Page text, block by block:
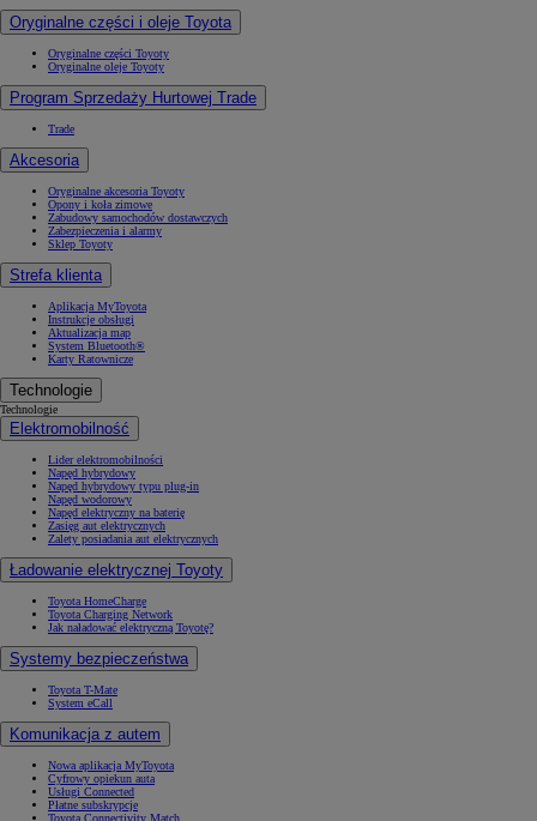
Oryginalne części i oleje Toyota
Oryginalne części Toyoty
Oryginalne oleje Toyoty
Program Sprzedaży Hurtowej Trade
Trade
Akcesoria
Oryginalne akcesoria Toyoty
Opony i koła zimowe
Zabudowy samochodów dostawczych
Zabezpieczenia i alarmy
Sklep Toyoty
Strefa klienta
Aplikacja MyToyota
Instrukcje obsługi
Aktualizacja map
System Bluetooth®
Karty Ratownicze
Technologie
Technologie
Elektromobilność
Lider elektromobilności
Napęd hybrydowy
Napęd hybrydowy typu plug-in
Napęd wodorowy
Napęd elektryczny na baterię
Zasięg aut elektrycznych
Zalety posiadania aut elektrycznych
Ładowanie elektrycznej Toyoty
Toyota HomeCharge
Toyota Charging Network
Jak naładować elektryczną Toyotę?
Systemy bezpieczeństwa
Toyota T-Mate
System eCall
Komunikacja z autem
Nowa aplikacja MyToyota
Cyfrowy opiekun auta
Usługi Connected
Płatne subskrypcje
Toyota Connectivity Match